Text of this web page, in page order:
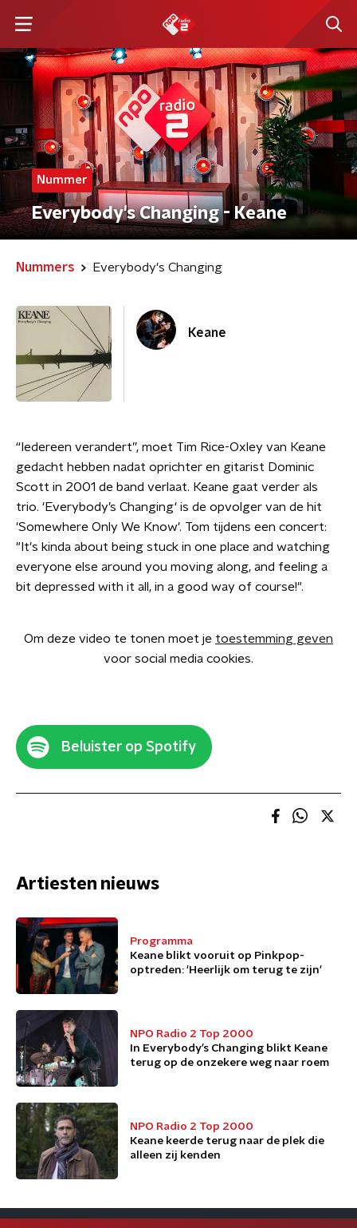
Nummer
Everybody's Changing - Keane
Nummers Everybody's Changing
Keane
“Iedereen verandert”, moet Tim Rice-Oxley van Keane
gedacht hebben nadat oprichter en gitarist Dominic
Scott in 2001 de band verlaat. Keane gaat verder als
trio. 'Everybody’s Changing' is de opvolger van de hit
'Somewhere Only We Know'. Tom tijdens een concert:
"It's kinda about being stuck in one place and watching
everyone else around you moving along, and feeling a
bit depressed with it all, in a good way of course!".
Om deze video te tonen moet je toestemming geven
voor social media cookies.
Beluister op Spotify
Artiesten nieuws
Programma
Keane blikt vooruit op Pinkpop-
optreden: 'Heerlijk om terug te zijn'
NPO Radio 2 Top 2000
In Everybody’s Changing blikt Keane
terug op de onzekere weg naar roem
NPO Radio 2 Top 2000
Keane keerde terug naar de plek die
alleen zij kenden